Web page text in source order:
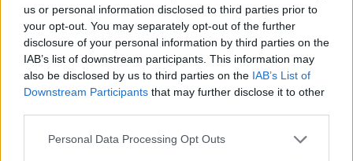
us or personal information disclosed to third parties prior to
your opt-out. You may separately opt-out of the further
disclosure of your personal information by third parties on the
IAB’s list of downstream participants. This information may
also be disclosed by us to third parties on the IAB’s List of
Downstream Participants that may further disclose it to other
Please note that this website/app uses one or more Google
Personal Data Processing Opt Outs
ahelyett, hogy érdemben, mértéktartóan (vajon ismeri
Snyder és Goyer ezt a kifejezést?) kiszanálnák a
felesleget, ehelyett mindet ömlesztve beleöntik ebbe a
fortyogó üstbe, csakhogy még mindezek tetejébe
univerzumot is építsenek.